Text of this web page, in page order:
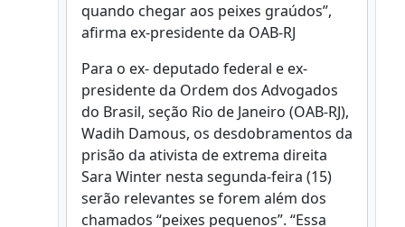
quando chegar aos peixes graúdos”,
afirma ex-presidente da OAB-RJ
Para o ex- deputado federal e ex-
presidente da Ordem dos Advogados
do Brasil, seção Rio de Janeiro (OAB-RJ),
Wadih Damous, os desdobramentos da
prisão da ativista de extrema direita
Sara Winter nesta segunda-feira (15)
serão relevantes se forem além dos
chamados “peixes pequenos”. “Essa